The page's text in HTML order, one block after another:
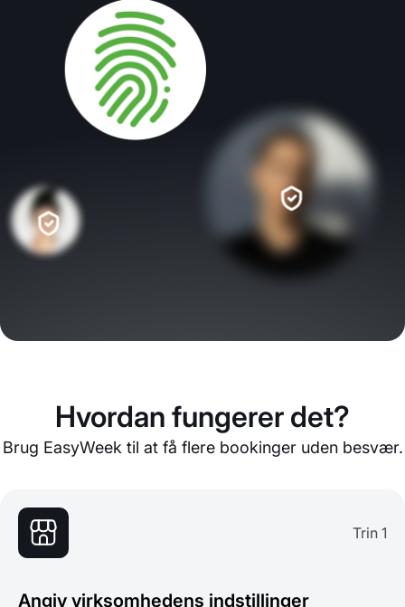
Hvordan fungerer det?
Brug EasyWeek til at få flere bookinger uden besvær.
Trin 1
Angiv virksomhedens indstillinger